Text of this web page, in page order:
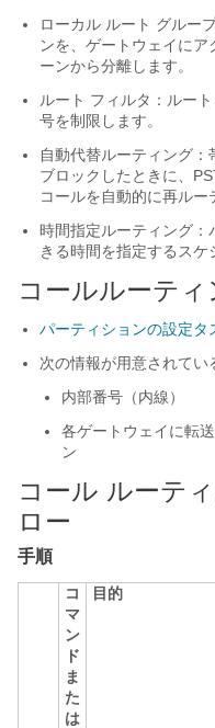
ローカル ルート グルー
ンを、ゲートウェイに
ーンから分離します。
ルート フィルタ：ルー
号を制限します。
自動代替ルーティング
ブロックしたときに、
コールを自動的に再ルー
時間指定ルーティング
きる時間を指定するスケ
コールルーテ
パーティションの設定タ
次の情報が用意されてい
内部番号（内線）
各ゲートウェイに転
ン
コール ルーテ
ロー
手順
コ
マ
ン
ド
ま
た
は
目的